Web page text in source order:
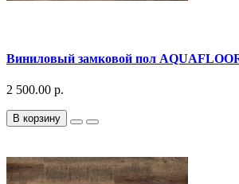
Виниловый замковой пол
2 500.00 р.
В корзину